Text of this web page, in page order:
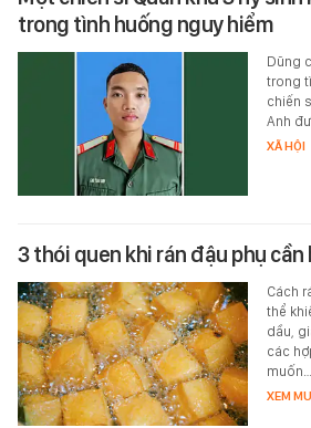
trong tình huống nguy hiểm
Dũng
trong
chiến
Anh
XÃ HỘI
3 thói quen khi rán đậu phụ cần
Cách
thể
dầu,
các
muốn…
XEM